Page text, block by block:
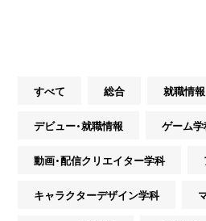
すべて 総合 就職情報
デビュー・就職情報 ゲーム
動画・配信クリエイター学科
キャラクターデザイン学科